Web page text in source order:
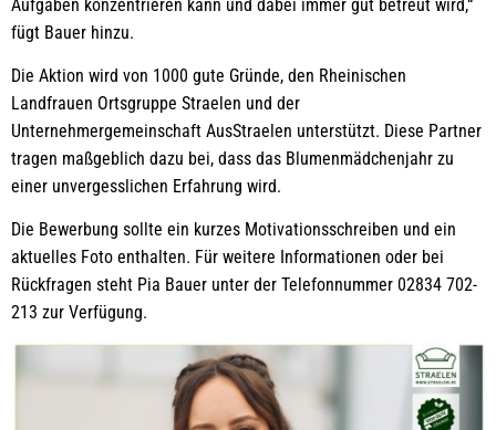
Aufgaben konzentrieren kann und dabei immer gut betreut wird,“
fügt Bauer hinzu.
Die Aktion wird von 1000 gute Gründe, den Rheinischen
Landfrauen Ortsgruppe Straelen und der
Unternehmergemeinschaft AusStraelen unterstützt. Diese Partner
tragen maßgeblich dazu bei, dass das Blumenmädchenjahr zu
einer unvergesslichen Erfahrung wird.
Die Bewerbung sollte ein kurzes Motivationsschreiben und ein
aktuelles Foto enthalten. Für weitere Informationen oder bei
Rückfragen steht Pia Bauer unter der Telefonnummer 02834 702-
213 zur Verfügung.